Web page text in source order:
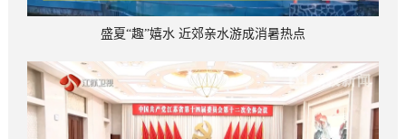
盛夏“趣”嬉水 近郊亲水游成消暑热点